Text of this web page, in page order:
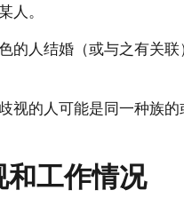
人。
的人结婚（或与之有关
视的人可能是同一种族的
工作情况